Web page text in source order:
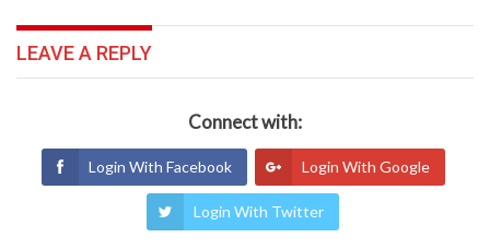
LEAVE A REPLY
Connect with:
Login With Facebook Login With Google
Login With Twitter